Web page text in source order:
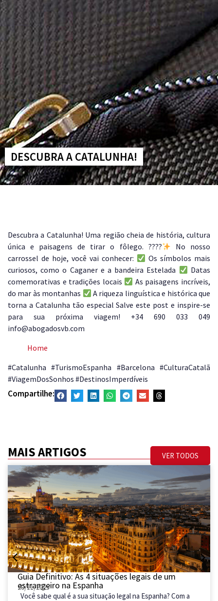
Home
Quem Somos
Serviços
Conteúdos
DESCUBRA A CATALUNHA!
Descubra a Catalunha! Uma região cheia de história, cultura
única e paisagens de tirar o fôlego. ????
No nosso
carrossel de hoje, você vai conhecer:
Os símbolos mais
curiosos, como o Caganer e a bandeira Estelada
Datas
comemorativas e tradições locais
As paisagens incríveis,
do mar às montanhas
A riqueza linguística e histórica que
torna a Catalunha tão especial Salve este post e inspire-se
para sua próxima viagem! +34 690 033 049
info@abogadosvb.com
Home
#Catalunha #TurismoEspanha #Barcelona #CulturaCatalã
#ViagemDosSonhos #DestinosImperdíveis
Compartilhe:
MAIS ARTIGOS VER TODOS
Guia Definitivo: As 4 situações legais de um
estrangeiro na Espanha
20/11/2025
Você sabe qual é a sua situação legal na Espanha? Com a
Seu projeto de vida
na Espanha começa
aqui.